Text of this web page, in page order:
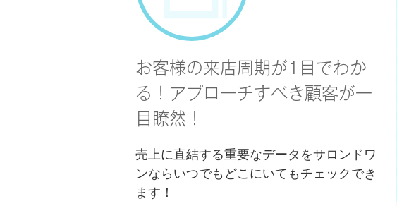
お客様の来店周期が1目でわか
る！アプローチすべき顧客が一
目瞭然！
売上に直結する重要なデータをサロンドワ
ンならいつでもどこにいてもチェックでき
ます！